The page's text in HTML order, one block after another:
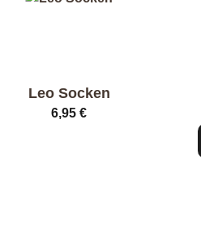
Leo Socken
6,95€